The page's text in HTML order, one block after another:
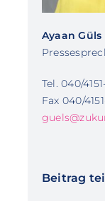
Ayaan Güls
Tel. 040/
Fax 040/
Beitrag